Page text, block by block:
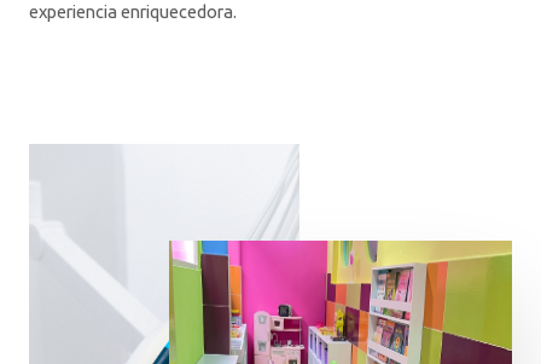
experiencia enriquecedora.